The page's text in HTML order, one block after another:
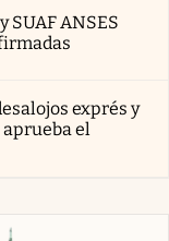
SUAF ANSES
exprés y
el